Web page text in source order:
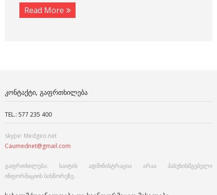
Read More
ᲙᲝᲜᲢᲐᲥᲢᲘ, ᲒᲐᲤᲠᲗᲮᲘᲚᲔᲑᲐ
TEL.: 577 235 400
skype: Medgeo.net
Caumednet@gmail.com
გაფრთხილება: საიტის ადმინისტრაცია არაა პასუხისმგებელი
ინფორმაციის სისწორეზე.